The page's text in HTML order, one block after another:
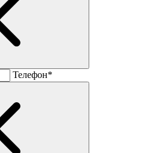
Телефон*